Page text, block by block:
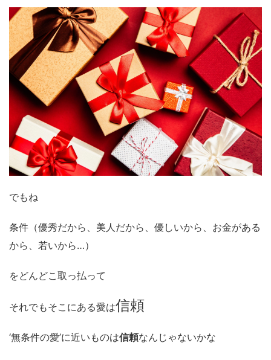
でもね
条件（優秀だから、美人だから、優しいから、お金がある
から、若いから…）
をどんどこ取っ払って
それでもそこにある愛は信頼
‘無条件の愛’に近いものは信頼なんじゃないかな